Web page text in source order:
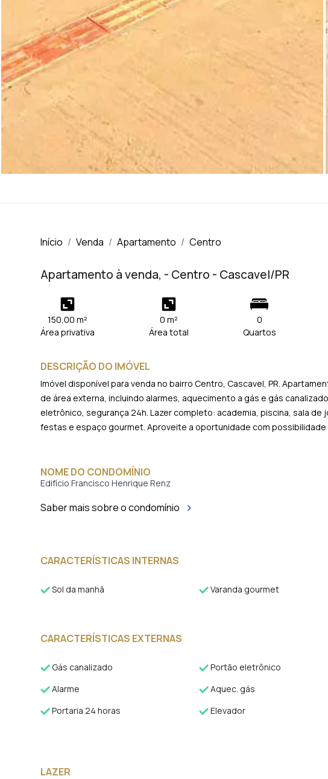
Início Venda Apartamento Centro
Apartamento à venda, - Centro - Cascavel/PR
150,00 m²
Área privativa
0 m²
Área total
0
Quartos
DESCRIÇÃO DO IMÓVEL
Imóvel disponível para venda no bairro Centro, Cascavel, PR.
de área externa, incluindo alarmes, aquecimento a gás e gás
eletrônico, segurança 24h. Lazer completo: academia, piscina, sala de
festas e espaço gourmet. Aproveite a oportunidade com possibilidade
NOME DO CONDOMÍNIO
Edifício Francisco Henrique Renz
Saber mais sobre o condomínio
CARACTERÍSTICAS INTERNAS
Sol da manhã Varanda gourmet
CARACTERÍSTICAS EXTERNAS
Gás canalizado Portão eletrônico
Alarme
Aquec. gás
Portaria 24 horas
Elevador
LAZER